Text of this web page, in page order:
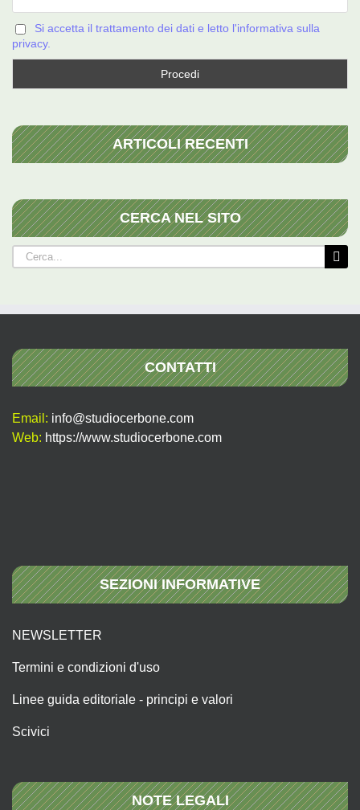
Si accetta il trattamento dei dati e letto l'informativa sulla
privacy.
ARTICOLI RECENTI
CERCA NEL SITO
Cerca
per:
CONTATTI
Email: info@studiocerbone.com
Web: https://www.studiocerbone.com
SEZIONI INFORMATIVE
NEWSLETTER
Termini e condizioni d'uso
Linee guida editoriale - principi e valori
Scivici
NOTE LEGALI